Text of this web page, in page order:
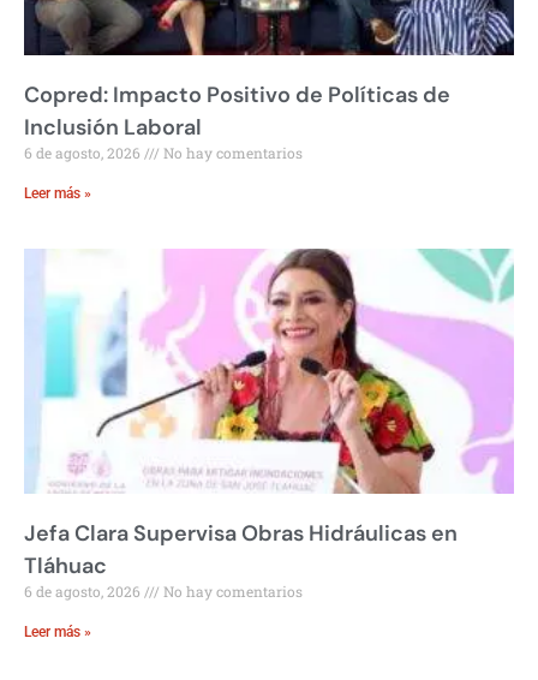
Copred: Impacto Positivo de Políticas de
Inclusión Laboral
6 de agosto, 2026 No hay comentarios
Leer más »
Jefa Clara Supervisa Obras Hidráulicas en
Tláhuac
6 de agosto, 2026 No hay comentarios
Leer más »